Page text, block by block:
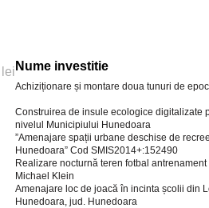
Nume investitie
Achiziționare și montare doua tunuri de
Construirea de insule ecologice digitalizate
nivelul Municipiului Hunedoara
”Amenajare spații urbane deschise de
Hunedoara” Cod SMIS2014+:152490
Realizare nocturnă teren fotbal
Michael Klein
Amenajare loc de joacă în incinta școlii din
Hunedoara, jud. Hunedoara